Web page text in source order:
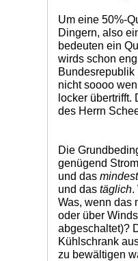
Um eine 50%-
Dingern, also
bedeuten ein
wirds schon
Bundesrepublik
nicht soooo
locker übertrifft.
des Herrn
Die
genügend
und das
und das täglich.
Was, wenn das
oder über
abgeschaltet)?
Kühlschrank
zu bewältigen